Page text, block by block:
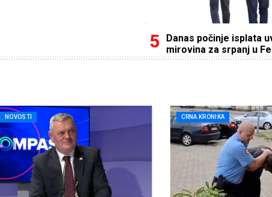
Danas počinje isplata
mirovina za srpanj u
NOVOSTI CRNA KRONIKA